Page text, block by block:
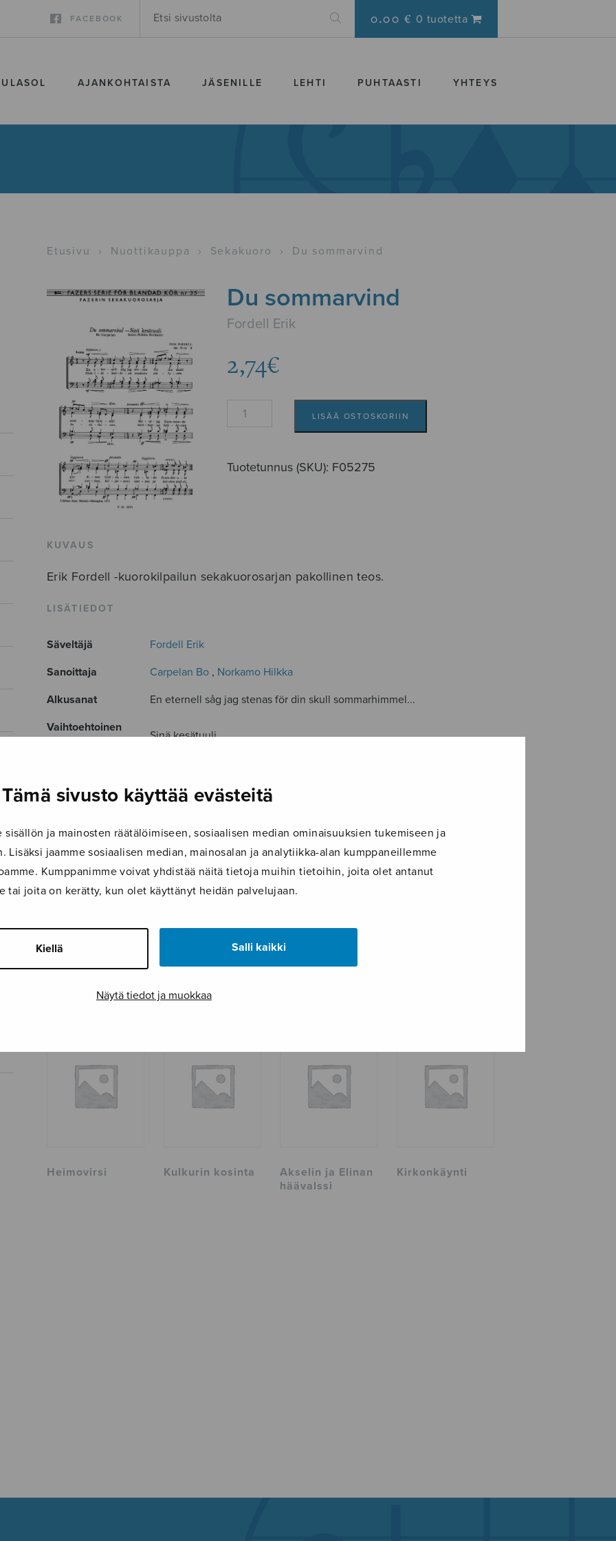
Tämä sivusto käyttää evästeitä
sisällön ja mainosten räätälöimiseen, sosiaalisen median ominaisuuksien tukemiseen ja
Lisäksi jaamme sosiaalisen median, mainosalan ja analytiikka-alan kumppaneillemme
Kumppanimme voivat yhdistää näitä tietoja muihin tietoihin, joita olet antanut
tai joita on kerätty, kun olet käyttänyt heidän palvelujaan.
Kiellä Salli kaikki
Näytä tiedot ja muokkaa
FACEBOOK 0.00 € 0 tuotetta
AJANKOHTAISTA JÄSENILLE LEHTI PUHTAASTI YHTEYS
Etusivu › Nuottikauppa › Sekakuoro › Du sommarvind
Du sommarvind
Fordell Erik
2,74€
LISÄÄ OSTOSKORIIN
Tuotetunnus (SKU): F05275
KUVAUS
Erik Fordell -kuorokilpailun sekakuorosarjan pakollinen teos.
LISÄTIEDOT
Säveltäjä
Fordell Erik
Sanoittaja
Carpelan Bo , Norkamo Hilkka
Alkusanat
En eternell såg jag stenas för din skull sommarhimmel...
Vaihtoehtoinen
Sinä kesätuuli
Musiikkityyli
classic
Kieli
ruotsi / suomi
Julkaisija
Fazer Musiikki
Paino
10 g
TUTUSTU MYÖS
Heimovirsi Kulkurin kosinta
Akselin ja Elinan
häävalssi
Kirkonkäynti